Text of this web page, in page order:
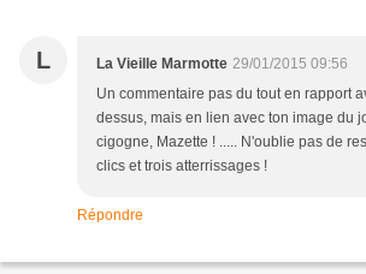
L La Vieille Marmotte 29/01/2015 09:56
Un commentaire pas du tout en rapport
dessus, mais en lien avec ton image du
cigogne, Mazette ! ..... N'oublie pas de
clics et trois atterrissages !
Répondre